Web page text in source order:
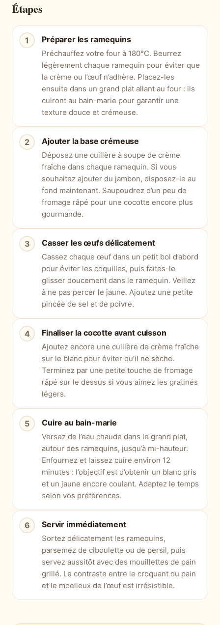
Étapes
Préparer les ramequins
Préchauffez votre four à 180°C. Beurrez
légèrement chaque ramequin pour éviter que
la crème ou l’œuf n’adhère. Placez-les
ensuite dans un grand plat allant au four : ils
cuiront au bain-marie pour garantir une
texture douce et crémeuse.
Ajouter la base crémeuse
Déposez une cuillère à soupe de crème
fraîche dans chaque ramequin. Si vous
souhaitez ajouter du jambon, disposez-le au
fond maintenant. Saupoudrez d’un peu de
fromage râpé pour une cocotte encore plus
gourmande.
Casser les œufs délicatement
Cassez chaque œuf dans un petit bol d’abord
pour éviter les coquilles, puis faites-le
glisser doucement dans le ramequin. Veillez
à ne pas percer le jaune. Ajoutez une petite
pincée de sel et de poivre.
Finaliser la cocotte avant cuisson
Ajoutez encore une cuillère de crème fraîche
sur le blanc pour éviter qu’il ne sèche.
Terminez par une petite touche de fromage
râpé sur le dessus si vous aimez les gratinés
légers.
Cuire au bain-marie
Versez de l’eau chaude dans le grand plat,
autour des ramequins, jusqu’à mi-hauteur.
Enfournez et laissez cuire environ 12
minutes : l’objectif est d’obtenir un blanc pris
et un jaune encore coulant. Adaptez le temps
selon vos préférences.
Servir immédiatement
Sortez délicatement les ramequins,
parsemez de ciboulette ou de persil, puis
servez aussitôt avec des mouillettes de pain
grillé. Le contraste entre le croquant du pain
et le moelleux de l’œuf est irrésistible.